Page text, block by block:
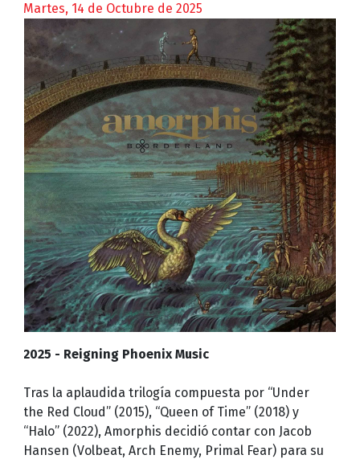
Martes, 14 de Octubre de 2025
2025 - Reigning Phoenix Music
Tras la aplaudida trilogía compuesta por “Under
the Red Cloud” (2015), “Queen of Time” (2018) y
“Halo” (2022), Amorphis decidió contar con Jacob
Hansen (Volbeat, Arch Enemy, Primal Fear) para su